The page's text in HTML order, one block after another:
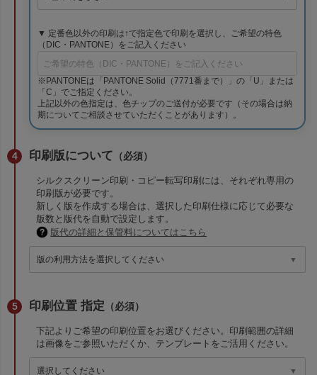
▼ 定番色以外の印刷は↑で指定色で印刷を選択し、ご希望の特色
（DIC・PANTONE）をご記入ください
※PANTONEは「PANTONE Solid（7771番まで）」の「U」または
「C」でご指定ください。
上記以外の色指定は、色チップのご送付が必要です（その場合は納
期についてご相談させていただくことがあります）。
印刷版について （必須）
シルクスクリーン印刷・コピー転写印刷には、それぞれ専用の
印刷版が必要です。
新しく版を作成する場合は、選択した印刷仕様に応じて必要な
版数と版代を自動で設定します。
版代の詳細と保管料についてはこちら
印刷位置 指定 （必須）
下記よりご希望の印刷位置をお選びください。印刷範囲の詳細
は画像をご参照いただくか、テンプレートをご活用ください。